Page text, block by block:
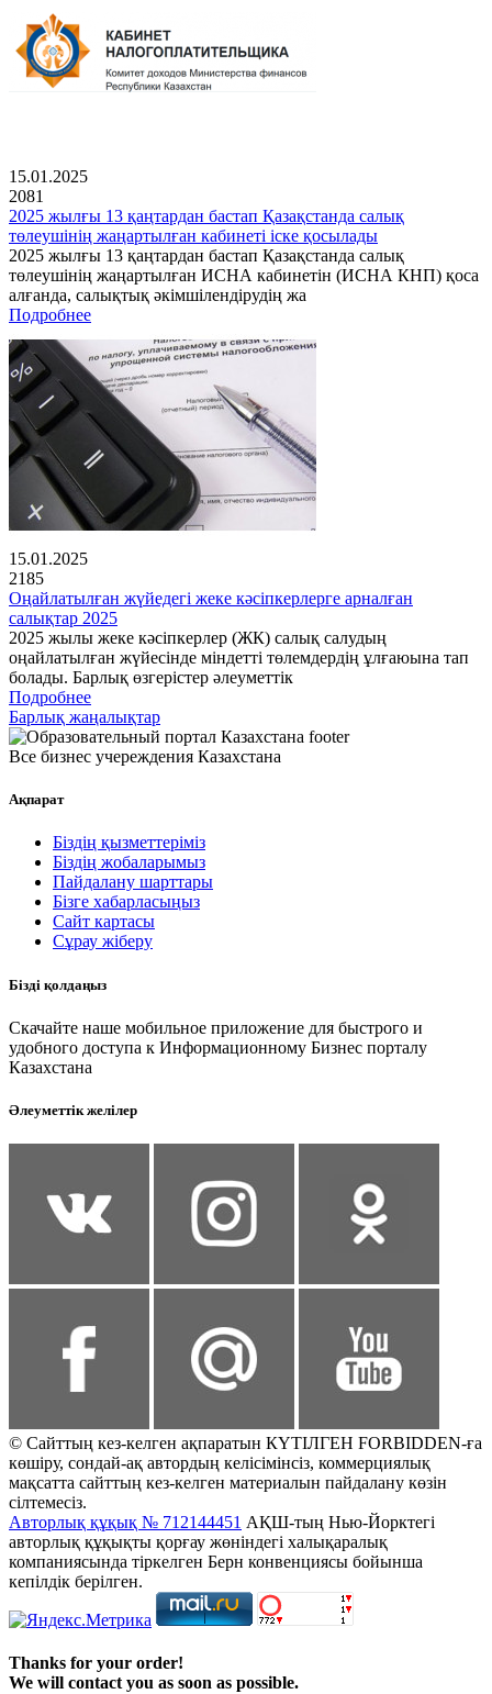
15.01.2025
2081
2025 жылғы 13 қаңтардан бастап Қазақстанда салық
төлеушінің жаңартылған кабинеті іске қосылады
2025 жылғы 13 қаңтардан бастап Қазақстанда салық
төлеушінің жаңартылған ИСНА кабинетін (ИСНА КНП) қоса
алғанда, салықтық әкімшілендірудің жа
Подробнее
15.01.2025
2185
Оңайлатылған жүйедегі жеке кәсіпкерлерге арналған
салықтар 2025
2025 жылы жеке кәсіпкерлер (ЖК) салық салудың
оңайлатылған жүйесінде міндетті төлемдердің ұлғаюына тап
болады. Барлық өзгерістер әлеуметтік
Подробнее
Барлық жаңалықтар
Все бизнес учереждения Казахстана
Ақпарат
Біздің қызметтеріміз
Біздің жобаларымыз
Пайдалану шарттары
Бізге хабарласыңыз
Сайт картасы
Сұрау жіберу
Бізді қолдаңыз
Скачайте наше мобильное приложение для быстрого и
удобного доступа к Информационному Бизнес порталу
Казахстана
Әлеуметтік желілер
© Сайттың кез-келген ақпаратын КҮТІЛГЕН FORBIDDEN-ға
көшіру, сондай-ақ автордың келісімінсіз, коммерциялық
мақсатта сайттың кез-келген материалын пайдалану көзін
сілтемесіз.
Авторлық құқық № 712144451 АҚШ-тың Нью-Йорктегі
авторлық құқықты қорғау жөніндегі халықаралық
компаниясында тіркелген Берн конвенциясы бойынша
кепілдік берілген.
Thanks for your order!
We will contact you as soon as possible.